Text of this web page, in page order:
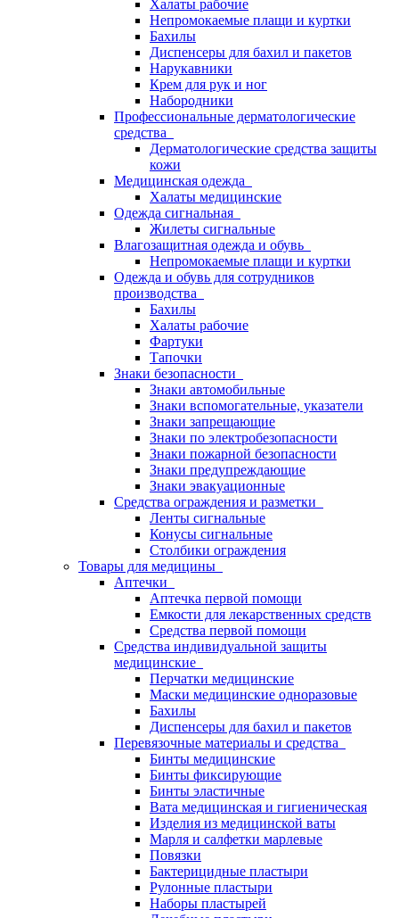
Халаты рабочие
Непромокаемые плащи и куртки
Бахилы
Диспенсеры для бахил и пакетов
Нарукавники
Крем для рук и ног
Набородники
Профессиональные дерматологические
средства
Дерматологические средства защиты
кожи
Медицинская одежда
Халаты медицинские
Одежда сигнальная
Жилеты сигнальные
Влагозащитная одежда и обувь
Непромокаемые плащи и куртки
Одежда и обувь для сотрудников
производства
Бахилы
Халаты рабочие
Фартуки
Тапочки
Знаки безопасности
Знаки автомобильные
Знаки вспомогательные, указатели
Знаки запрещающие
Знаки по электробезопасности
Знаки пожарной безопасности
Знаки предупреждающие
Знаки эвакуационные
Средства ограждения и разметки
Ленты сигнальные
Конусы сигнальные
Столбики ограждения
Товары для медицины
Аптечки
Аптечка первой помощи
Емкости для лекарственных средств
Средства первой помощи
Средства индивидуальной защиты
медицинские
Перчатки медицинские
Маски медицинские одноразовые
Бахилы
Диспенсеры для бахил и пакетов
Перевязочные материалы и средства
Бинты медицинские
Бинты фиксирующие
Бинты эластичные
Вата медицинская и гигиеническая
Изделия из медицинской ваты
Марля и салфетки марлевые
Повязки
Бактерицидные пластыри
Рулонные пластыри
Наборы пластырей